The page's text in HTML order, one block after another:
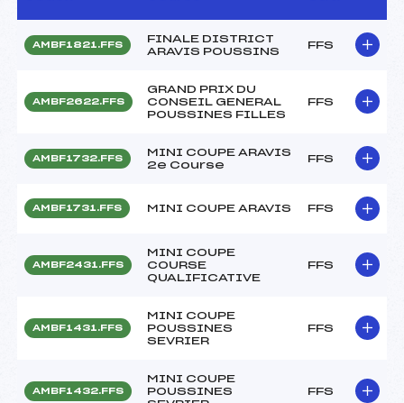
AMBF1821.FFS
FINALE DISTRICT
ARAVIS POUSSINS
FFS
AMBF2622.FFS
GRAND PRIX DU
CONSEIL GENERAL
POUSSINES FILLES
FFS
AMBF1732.FFS
MINI COUPE ARAVIS
2e Course
FFS
AMBF1731.FFS MINI COUPE ARAVIS FFS
AMBF2431.FFS
MINI COUPE
COURSE
QUALIFICATIVE
FFS
AMBF1431.FFS
MINI COUPE
POUSSINES
SEVRIER
FFS
AMBF1432.FFS
MINI COUPE
POUSSINES
FFS